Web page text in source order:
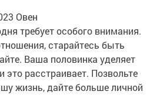
Овен
требует особого внимания.
старайтесь быть
Ваша половинка уделяет
расстраивает. Позвольте
жизнь, дайте больше личной